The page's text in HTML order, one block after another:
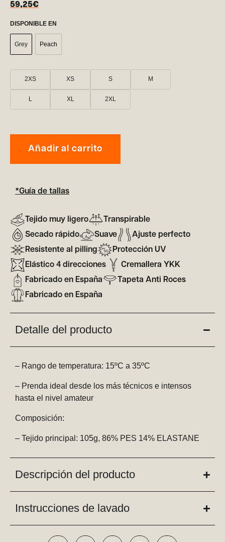
59,25€
DISPONIBLE EN
Grey Peach
2XS XS S M
L XL 2XL
Añadir al carrito
*Guía de tallas
Tejido muy ligero
Transpirable
Secado rápido
Suave
Ajuste perfecto
Resistente al pilling
Protección UV
Elástico 4 direcciones
Cremallera YKK
Fabricado en España
Tapeta Anti Roces
Fabricado en España
Detalle del producto
– Rango de temperatura: 15ºC a 35ºC
– Prenda ideal desde los más técnicos e intensos
hasta el nivel amateur
Composición:
– Tejido principal: 105g, 86% PES 14% ELASTANE
Descripción del producto
Instrucciones de lavado